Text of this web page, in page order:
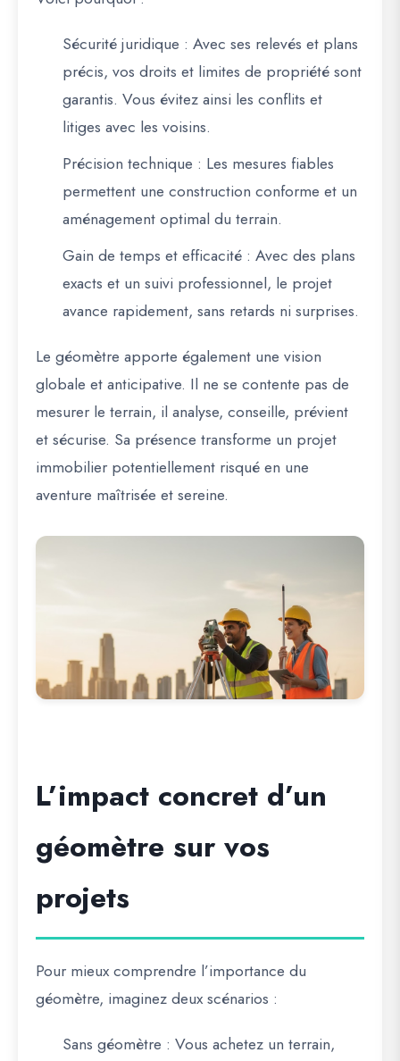
Sécurité juridique : Avec ses relevés et plans
précis, vos droits et limites de propriété sont
garantis. Vous évitez ainsi les conflits et
litiges avec les voisins.
Précision technique : Les mesures fiables
permettent une construction conforme et un
aménagement optimal du terrain.
Gain de temps et efficacité : Avec des plans
exacts et un suivi professionnel, le projet
avance rapidement, sans retards ni surprises.
Le géomètre apporte également une vision
globale et anticipative. Il ne se contente pas de
mesurer le terrain, il analyse, conseille, prévient
et sécurise. Sa présence transforme un projet
immobilier potentiellement risqué en une
aventure maîtrisée et sereine.
L’impact concret d’un
géomètre sur vos
projets
Pour mieux comprendre l’importance du
géomètre, imaginez deux scénarios :
Sans géomètre : Vous achetez un terrain,